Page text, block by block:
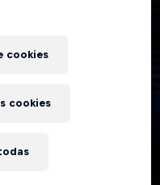
cookies
cookies